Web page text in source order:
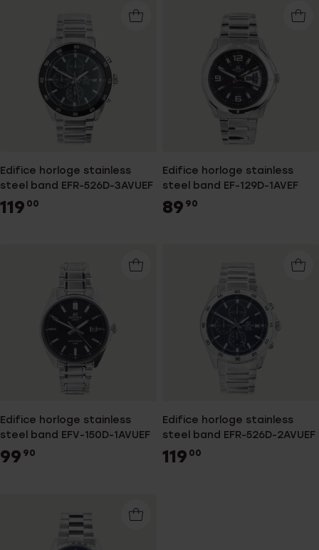
Edifice horloge stainless
steel band EFR-526D-3AVUEF
119 00
Edifice horloge stainless
steel band EF-129D-1AVEF
89 90
Edifice horloge stainless
steel band EFV-150D-1AVUEF
99 90
Edifice horloge stainless
steel band EFR-526D-2AVUEF
119 00